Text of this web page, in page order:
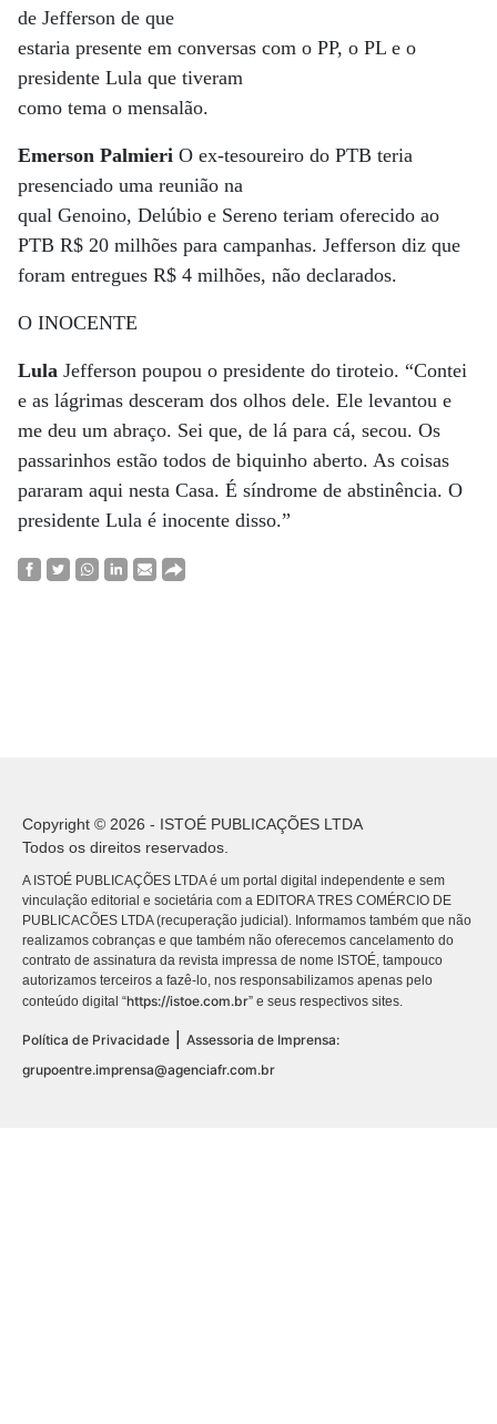
de Jefferson de que
estaria presente em conversas com o PP, o PL e o
presidente Lula que tiveram
como tema o mensalão.
Emerson Palmieri O ex-tesoureiro do PTB teria
presenciado uma reunião na
qual Genoino, Delúbio e Sereno teriam oferecido ao
PTB R$ 20 milhões para campanhas. Jefferson diz que
foram entregues R$ 4 milhões, não declarados.
O INOCENTE
Lula Jefferson poupou o presidente do tiroteio. “Contei
e as lágrimas desceram dos olhos dele. Ele levantou e
me deu um abraço. Sei que, de lá para cá, secou. Os
passarinhos estão todos de biquinho aberto. As coisas
pararam aqui nesta Casa. É síndrome de abstinência. O
presidente Lula é inocente disso.”
Copyright © 2026 - ISTOÉ PUBLICAÇÕES LTDA
Todos os direitos reservados.
A ISTOÉ PUBLICAÇÕES LTDA é um portal digital independente e sem
vinculação editorial e societária com a EDITORA TRES COMÉRCIO DE
PUBLICACÕES LTDA (recuperação judicial). Informamos também que não
realizamos cobranças e que também não oferecemos cancelamento do
contrato de assinatura da revista impressa de nome ISTOÉ, tampouco
autorizamos terceiros a fazê-lo, nos responsabilizamos apenas pelo
conteúdo digital “https://istoe.com.br” e seus respectivos sites.
Política de Privacidade
Assessoria de Imprensa:
grupoentre.imprensa@agenciafr.com.br